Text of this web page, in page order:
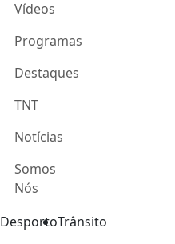
Vídeos
Programas
Destaques
TNT
Notícias
Somos
Nós
DesportoTrânsito